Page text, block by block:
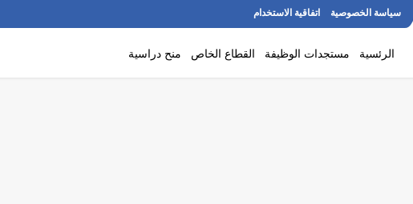
سياسة الخصوصية اتفاقية الاستخدام
الرئسية مستجدات الوظيفة القطاع الخاص منح دراسية